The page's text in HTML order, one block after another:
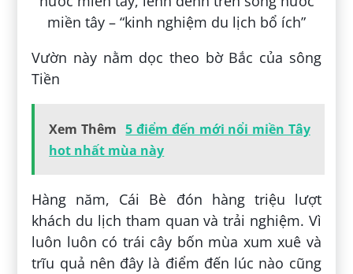
Vườn này nằm dọc theo bờ Bắc của sông
Tiền
Xem Thêm 5 điểm đến mới nổi miền Tây
hot nhất mùa này
Hàng năm, Cái Bè đón hàng triệu lượt
khách du lịch tham quan và trải nghiệm. Vì
luôn luôn có trái cây bốn mùa xum xuê và
trĩu quả nên đây là điểm đến lúc nào cũng